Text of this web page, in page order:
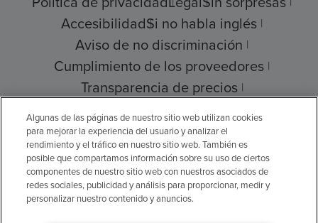
AccesibilidadSi no habla inglés
Aviso de no discriminación
Cumplimiento de los proveedores
Transparencia de precios
Ayuda para pagar su factura
© 2026 Encompass Health Corporation
Preferencias de cookies
Algunas de las páginas de nuestro sitio web utilizan cookies
para mejorar la experiencia del usuario y analizar el
rendimiento y el tráfico en nuestro sitio web. También es
posible que compartamos información sobre su uso de ciertos
componentes de nuestro sitio web con nuestros asociados de
redes sociales, publicidad y análisis para proporcionar, medir y
personalizar nuestro contenido y anuncios.